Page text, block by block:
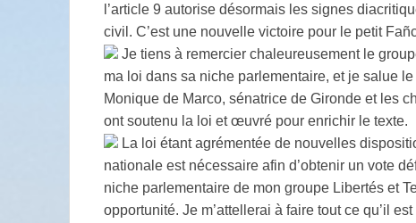
l’article 9 autorise désormais les signes
civil. C’est une nouvelle victoire pour le petit
Je tiens à remercier chaleureusement le
ma loi dans sa niche parlementaire, et je salue
Monique de Marco, sénatrice de Gironde et les
ont soutenu la loi et œuvré pour enrichir le texte.
La loi étant agrémentée de nouvelles
nationale est nécessaire afin d’obtenir un vote
niche parlementaire de mon groupe Libertés et
opportunité. Je m’attellerai à faire tout ce qu’il